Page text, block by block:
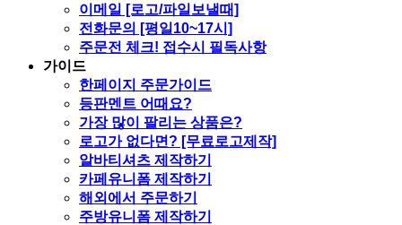
이메일 [로고/파일보낼때]
전화문의 [평일10~17시]
주문전 체크! 접수시 필독사항
가이드
한페이지 주문가이드
등판멘트 어때요?
가장 많이 팔리는 상품은?
로고가 없다면? [무료로고제작]
알바티셔츠 제작하기
카페유니폼 제작하기
해외에서 주문하기
주방유니폼 제작하기